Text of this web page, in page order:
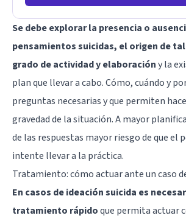
Se debe explorar la presencia o
pensamientos suicidas, el origen de
grado de actividad y elaboracióny la
plan que llevar a cabo. Cómo, cuándo y
preguntas necesarias y que permiten
gravedad de la situación. A mayor
de las respuestas mayor riesgo de que el
intente llevar a la práctica.
Tratamiento: cómo actuar ante un caso
En casos de ideación suicida es
tratamiento rápidoque permita actuar